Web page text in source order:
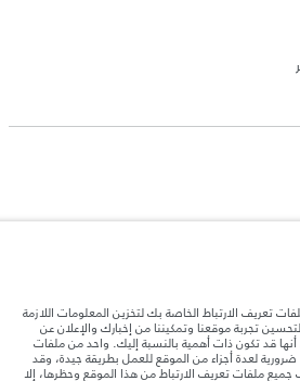
السيارة بالإكسسوارات والركاب والسوائل والوقود
المذكورة على هذا الموقع قد تختلف من بلد إلى
الرجاء التواصل مع وكيلنا المحلي للتأكد من توفّرها
تعريف الارتباط الخاصة بك لتخزين المعلومات اللازمة
تجربة موقعنا وتمكيننا من إخبارك والإعلان عن
أنها قد تكون ذات أهمية بالنسبة إليك. واحد من ملفات
لعدة أجزاء من الموقع للعمل بطريقة جيدة، وقد
ملفات تعريف الارتباط من هذا الموقع وحظرها، إلا